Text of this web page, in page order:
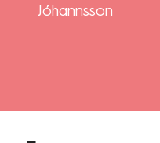
Jóhannsson